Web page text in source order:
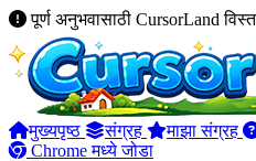
पूर्ण अनुभवासाठी CursorLand
मुख्यपृष्ठ संग्रह माझा संग्रह
Chrome मध्ये जोडा